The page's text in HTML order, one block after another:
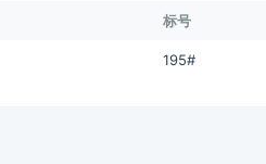
标号
195#